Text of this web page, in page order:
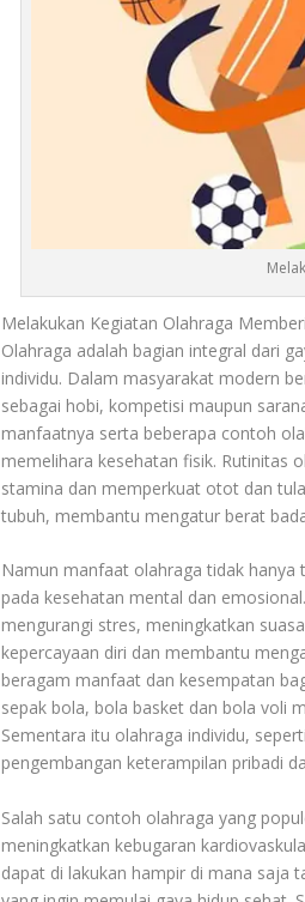
Melakukan Kegiatan Olahraga
Olahraga adalah bagian integral dari
individu. Dalam masyarakat modern
sebagai hobi, kompetisi maupun
manfaatnya serta beberapa contoh
memelihara kesehatan fisik. Rutinitas
stamina dan memperkuat otot dan
tubuh, membantu mengatur berat
Namun manfaat olahraga tidak hanya
pada kesehatan mental dan
mengurangi stres, meningkatkan
kepercayaan diri dan membantu
beragam manfaat dan kesempatan
sepak bola, bola basket dan bola voli
Sementara itu olahraga individu,
pengembangan keterampilan pribadi
Salah satu contoh olahraga yang
meningkatkan kebugaran
dapat di lakukan hampir di mana saja